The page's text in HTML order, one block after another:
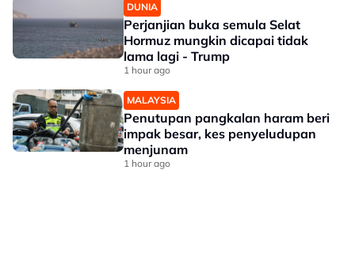
DUNIA
Perjanjian buka semula Selat
Hormuz mungkin dicapai tidak
lama lagi - Trump
1 hour ago
MALAYSIA
Penutupan pangkalan haram beri
impak besar, kes penyeludupan
menjunam
1 hour ago